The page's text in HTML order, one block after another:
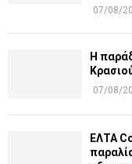
07/08/
Η
07/08/
ΕΛΤΑ